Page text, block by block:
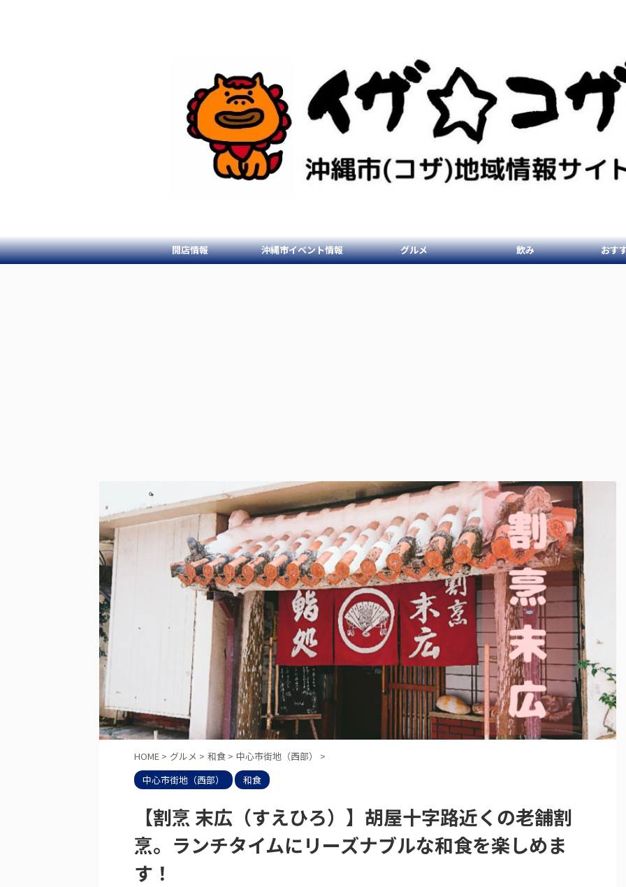
開店情報 沖縄市イベント情報 グルメ 飲み おす
HOME > グルメ > 和食 > 中心市街地（西部）
>
中心市街地（西部）
和食
【割烹 末広（すえひろ）】胡屋十字路近くの老舗割
烹。ランチタイムにリーズナブルな和食を楽しめま
す！